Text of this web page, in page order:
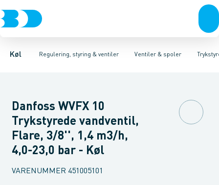
Køl Regulering, styring & ventiler
KompressorerKondenseringsaggregaterFordampere
Ventiler & spoler
Pressostater & termostaterSensorer & transmitterer
Magnetventiler til vandMagnetventiler til kølemiddel
Danfoss WVFX 10
Trykstyrede vandventil,
Flare, 3/8'', 1,4 m3/h,
4,0-23,0 bar - Køl
VARENUMMER 451005101